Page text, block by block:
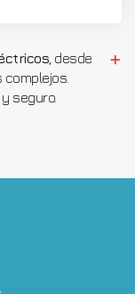
, desde
seguro.